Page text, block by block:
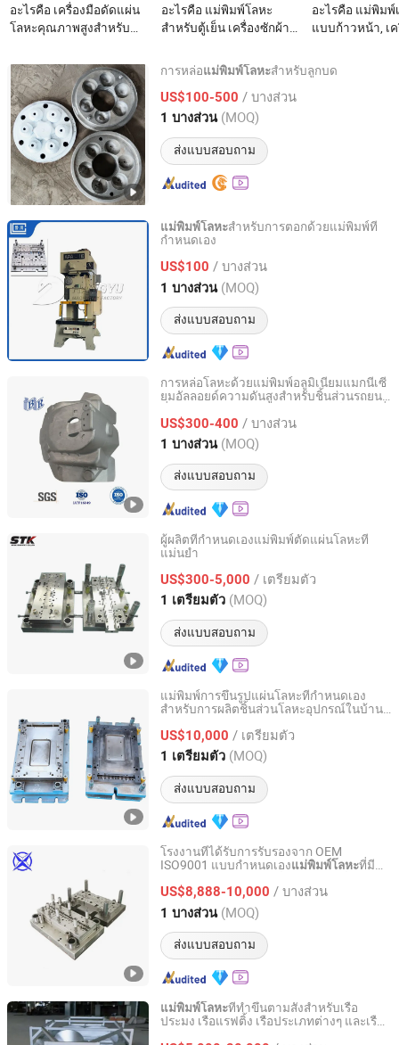
อะไรคือ เครื่องมือดัดแผ่น
โลหะคุณภาพสูงสำหรับ
แม่พิมพ์ดัด
อะไรคือ แม่พิมพ์โลหะ
สำหรับตู้เย็น เครื่องซักผ้า
อะไรคือ แม่พิมพ์
แบบก้าวหน้า, เ
การหล่อแม่พิมพ์โลหะสำหรับลูกบด
US$100-500 / บางส่วน
1 บางส่วน (MOQ)
ส่งแบบสอบถาม
Ningguo Zhicheng Machine Manufacturing Co., Ltd.
Anhui, China อัตราจาก 2024
แม่พิมพ์โลหะสำหรับการตอกด้วยแม่พิมพ์ที่
กำหนดเอง
US$100 / บางส่วน
1 บางส่วน (MOQ)
ส่งแบบสอบถาม
Zibo hangyu Machinery Co., Ltd.
Shandong, China อัตราจาก 2020
การหล่อโลหะด้วยแม่พิมพ์อลูมิเนียมแมกนีเซี
ยมอัลลอยด์ความดันสูงสำหรับชิ้นส่วนรถยนต์
อยู่อาศัยของโช้คอัพ
US$300-400 / บางส่วน
1 บางส่วน (MOQ)
ส่งแบบสอบถาม
Chongqing Borun Mould Manufacturing Co., Ltd.
Chongqing, China อัตราจาก 2024
ผู้ผลิตที่กำหนดเองแม่พิมพ์ตัดแผ่นโลหะที่
แม่นยำ
US$300-5,000 / เตรียมตัว
1 เตรียมตัว (MOQ)
ส่งแบบสอบถาม
Xiamen Stick Industry Co., Ltd.
Fujian, China อัตราจาก 2004
แม่พิมพ์การขึ้นรูปแผ่นโลหะที่กำหนดเอง
สำหรับการผลิตชิ้นส่วนโลหะอุปกรณ์ในบ้านที่
US$10,000 / เตรียมตัว
1 เตรียมตัว (MOQ)
ส่งแบบสอบถาม
Zhongshan Huihai Mold & Automatic Equipment Co., Ltd.
Guangdong, China อัตราจาก 2016
โรงงานที่ได้รับการรับรองจาก OEM
ISO9001 แบบกำหนดเองแม่พิมพ์โลหะที่มี
แบบก้าวหน้า
US$8,888-10,000 / บางส่วน
1 บางส่วน (MOQ)
ส่งแบบสอบถาม
SHENZHEN TEC-KEY TECHNOLOGY CO., LTD
Guangdong, China อัตราจาก 2025
แม่พิมพ์โลหะที่ทำขึ้นตามสั่งสำหรับเรือ
ประมง เรือแรฟติ้ง เรือประเภทต่างๆ และเรือ
Hengshui First Class Rotomolding Equipment Technology